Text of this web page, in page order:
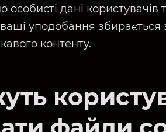
дані користувачів
уподобання
контенту.